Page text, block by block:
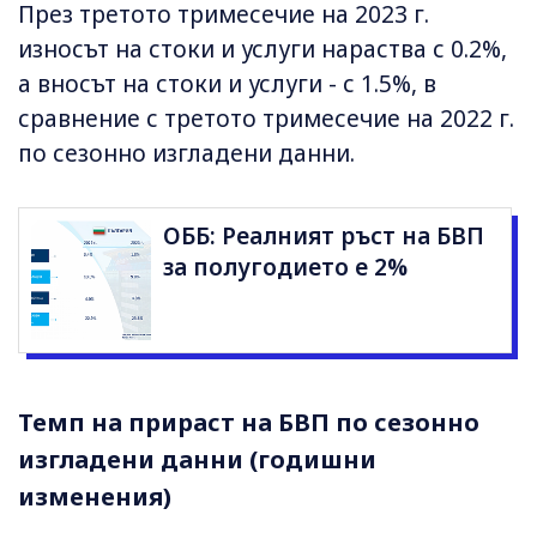
През третото тримесечие на 2023 г.
износът на стоки и услуги нараства с 0.2%,
а вносът на стоки и услуги - с 1.5%, в
сравнение с третото тримесечие на 2022 г.
по сезонно изгладени данни.
ОББ: Реалният ръст на БВП
за полугодието е 2%
Темп на прираст на БВП по сезонно
изгладени данни (годишни
изменения)